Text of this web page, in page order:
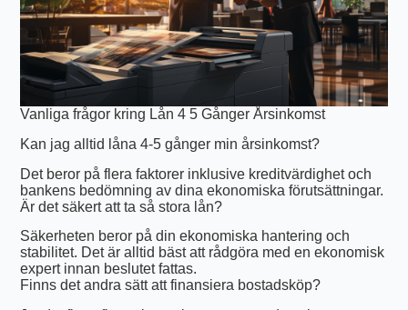
Vanliga frågor kring Lån 4 5 Gånger Årsinkomst
Kan jag alltid låna 4-5 gånger min årsinkomst?
Det beror på flera faktorer inklusive kreditvärdighet och
bankens bedömning av dina ekonomiska förutsättningar.
Är det säkert att ta så stora lån?
Säkerheten beror på din ekonomiska hantering och
stabilitet. Det är alltid bäst att rådgöra med en ekonomisk
expert innan beslutet fattas.
Finns det andra sätt att finansiera bostadsköp?